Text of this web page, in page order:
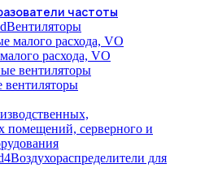
частоты
Вентиляторы
расхода, VO
помещений, серверного и
Воздухораспределители для